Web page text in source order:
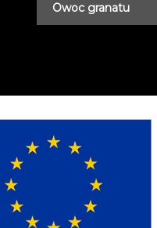
Owoc granatu